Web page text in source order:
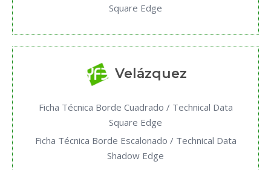
Square Edge
Velázquez
Ficha Técnica Borde Cuadrado / Technical Data
Square Edge
Ficha Técnica Borde Escalonado / Technical Data
Shadow Edge